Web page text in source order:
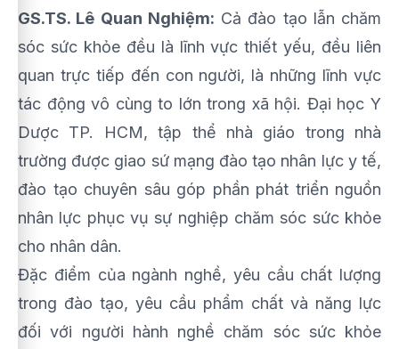
GS.TS. Lê Quan Nghiệm: Cả đào tạo lẫn chăm
sóc sức khỏe đều là lĩnh vực thiết yếu, đều liên
quan trực tiếp đến con người, là những lĩnh vực
tác động vô cùng to lớn trong xã hội. Đại học Y
Dược TP. HCM, tập thể nhà giáo trong nhà
trường được giao sứ mạng đào tạo nhân lực y tế,
đào tạo chuyên sâu góp phần phát triển nguồn
nhân lực phục vụ sự nghiệp chăm sóc sức khỏe
cho nhân dân.
Đặc điểm của ngành nghề, yêu cầu chất lượng
trong đào tạo, yêu cầu phẩm chất và năng lực
đối với người hành nghề chăm sóc sức khỏe